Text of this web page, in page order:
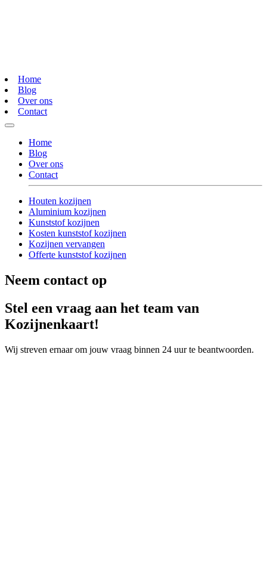
Home
Blog
Over ons
Contact
Home
Blog
Over ons
Contact
Houten kozijnen
Aluminium kozijnen
Kunststof kozijnen
Kosten kunststof kozijnen
Kozijnen vervangen
Offerte kunststof kozijnen
Neem contact op
Stel een vraag aan het team van
Kozijnenkaart!
Wij streven ernaar om jouw vraag binnen 24 uur te beantwoorden.